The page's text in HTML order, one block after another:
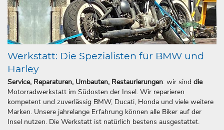
Werkstatt: Die Spezialisten für BMW und
Harley
Service, Reparaturen, Umbauten, Restaurierungen: wir sind die
Motorradwerkstatt im Südosten der Insel. Wir reparieren
kompetent und zuverlässig BMW, Ducati, Honda und viele weitere
Marken. Unsere jahrelange Erfahrung können alle Biker auf der
Insel nutzen. Die Werkstatt ist natürlich bestens ausgestattet.